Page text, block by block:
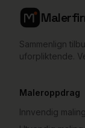
Sammenlign
uforpliktende.
Maleroppdrag
Innvendig maling